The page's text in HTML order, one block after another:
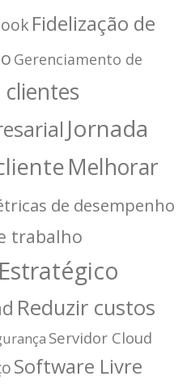
Fidelização de
Gerenciamento de
clientes
Jornada
Melhorar
de desempenho
trabalho
Reduzir custos
Servidor Cloud
Software Livre